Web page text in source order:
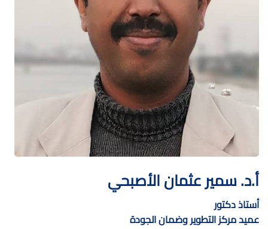
أ.د. سمير عثمان الأصبحي
أستاذ دكتور
عميد مركز التطوير وضمان الجودة